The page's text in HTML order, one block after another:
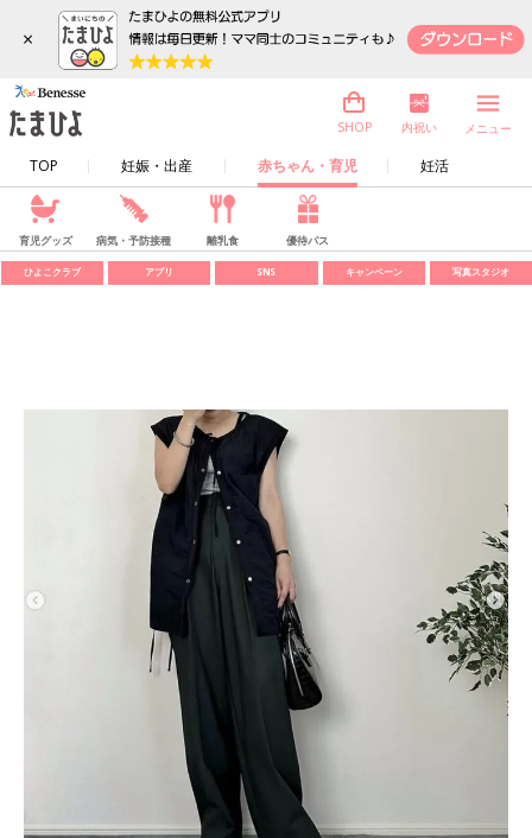
×
TOP 妊娠・出産 赤ちゃん・育児 妊活
SHOP 内祝い メニュー
育児グッズ 病気・予防接種 離乳食 優待パス
ひよこクラブ アプリ SNS キャンペーン 写真スタジオ